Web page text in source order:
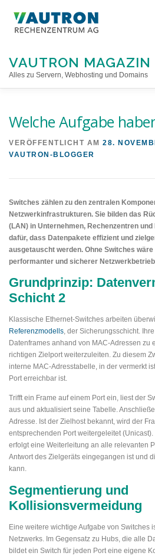
Inhalt
VAUTRON MAGAZIN
Alles zu Servern, Webhosting und Domains
Welche Aufgabe
VERÖFFENTLICHT AM 28.
VAUTRON-BLOGGER
Switches zählen zu den zentralen
Netzwerkinfrastrukturen. Sie bilden das
(LAN) in Unternehmen, Rechenzentren
dafür, dass Datenpakete effizient und
ausgetauscht werden. Ohne Switches
performanter und sicherer
Grundprinzip:
Schicht 2
Klassische Ethernet-Switches arbeiten
Referenzmodells, der Sicherungsschicht.
Datenframes anhand von MAC-Adressen zu
richtigen Zielport weiterzuleiten. Zu diesem
interne MAC-Adresstabelle, in der vermerkt
Port erreichbar ist.
Trifft ein Frame auf einem Port ein, liest der
aus und aktualisiert seine Tabelle.
Adresse. Ist der Zielhost bekannt, wird der
entsprechenden Port weitergeleitet
erfolgt eine Weiterleitung an alle relevanten
Antwort des Zielgeräts eingegangen ist und
kann.
Segmentierung und
Kollisionsvermeidung
Eine weitere wichtige Aufgabe von Switches
Netzwerks. Im Gegensatz zu Hubs, die alle
bildet ein Switch für jeden Port eine eigene